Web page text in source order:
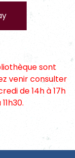
sont
venir consulter
de 14h à 17h